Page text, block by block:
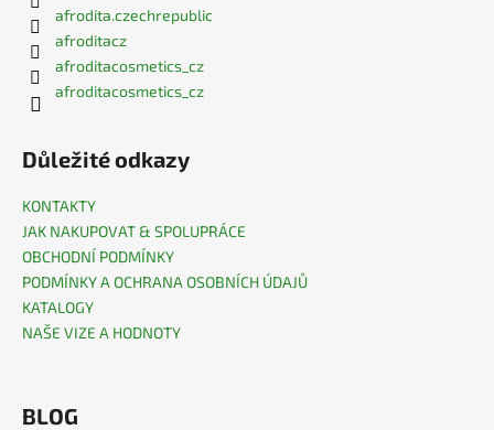
afrodita.czechrepublic
afroditacz
afroditacosmetics_cz
afroditacosmetics_cz
Důležité odkazy
KONTAKTY
JAK NAKUPOVAT & SPOLUPRÁCE
OBCHODNÍ PODMÍNKY
PODMÍNKY A OCHRANA OSOBNÍCH ÚDAJŮ
KATALOGY
NAŠE VIZE A HODNOTY
BLOG